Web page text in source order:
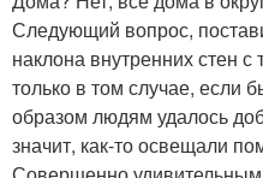
Следующий вопрос,
наклона внутренних стен
только в том случае, если
образом людям удалось
значит, как-то освещали